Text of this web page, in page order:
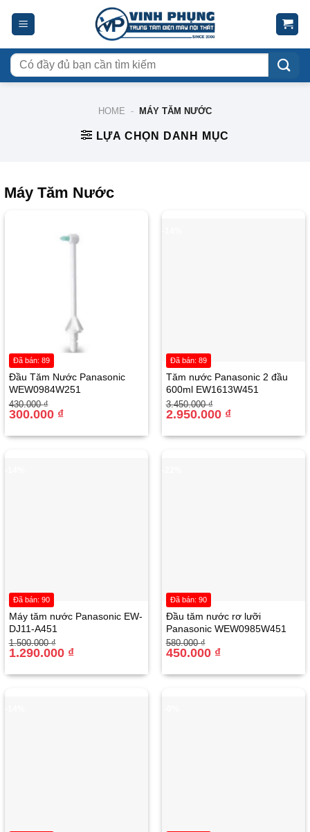
Tìm
kiếm:
HOME - MÁY TĂM NƯỚC
LỰA CHỌN DANH MỤC
Máy Tăm Nước
Đầu Tăm Nước Panasonic
WEW0984W251
430.000₫
Giá
gốc
300.000 ₫
Giá
hiện
300.000 ₫.
Đã bán: 89
Tăm nước Panasonic 2 đầu
600ml EW1613W451
3.450.000₫
Giá
gốc
2.950.000 ₫
Giá
hiện
2.950.000 ₫.
Đã bán: 89
Máy tăm nước Panasonic EW-
DJ11-A451
1.500.000₫
Giá
gốc
1.290.000 ₫
Giá
hiện
1.290.000 ₫.
Đã bán: 90
Đầu tăm nước rơ lưỡi
Panasonic WEW0985W451
580.000₫
Giá
gốc
450.000 ₫
Giá
hiện
450.000 ₫.
Đã bán: 90